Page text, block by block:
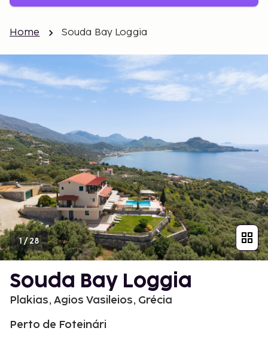
Home Souda Bay Loggia
1/28
Souda Bay Loggia
Plakias, Agios Vasileios, Grécia
Perto de Foteinári